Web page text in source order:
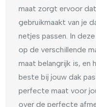
maat zorgt ervoor
gebruikmaakt van je
netjes passen. In
op de verschillende
maat belangrijk is, en
beste bij jouw dak
perfecte maat voor
over de perfecte